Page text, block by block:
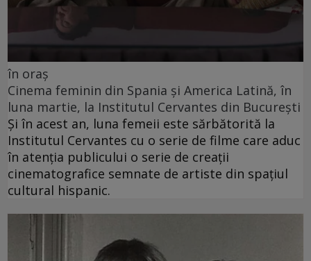
în oraș
Cinema feminin din Spania și America Latină, în
luna martie, la Institutul Cervantes din București
Și în acest an, luna femeii este sărbătorită la
Institutul Cervantes cu o serie de filme care aduc
în atenția publicului o serie de creații
cinematografice semnate de artiste din spațiul
cultural hispanic.